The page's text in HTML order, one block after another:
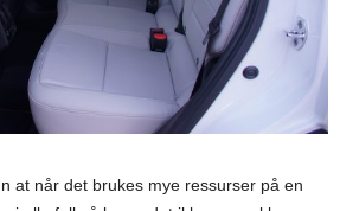
at når det brukes mye ressurser på en